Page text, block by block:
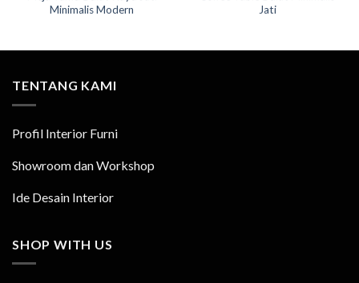
Minimalis Modern
Jati
TENTANG KAMI
Profil Interior Furni
Showroom dan Workshop
Ide Desain Interior
SHOP WITH US